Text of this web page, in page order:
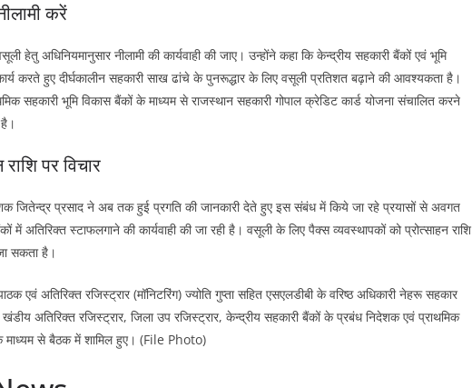
करें
हेतु अधिनियमानुसार नीलामी की कार्यवाही की जाए। उन्होंने कहा कि केन्द्रीय सहकारी बैंकों एवं भूमि
करते हुए दीर्घकालीन सहकारी साख ढांचे के पुनरूद्धार के लिए वसूली प्रतिशत बढ़ाने की आवश्यकता है।
सहकारी भूमि विकास बैंकों के माध्यम से राजस्थान सहकारी गोपाल क्रेडिट कार्ड योजना संचालित करने
पर विचार
जितेन्द्र प्रसाद ने अब तक हुई प्रगति की जानकारी देते हुए इस संबंध में किये जा रहे प्रयासों से अवगत
में अतिरिक्त स्टाफलगाने की कार्यवाही की जा रही है। वसूली के लिए पैक्स व्यवस्थापकों को प्रोत्साहन राशि
सकता है।
अतिरिक्त रजिस्ट्रार (मॉनिटरिंग) ज्योति गुप्ता सहित एसएलडीबी के वरिष्ठ अधिकारी नेहरू सहकार
अतिरिक्त रजिस्ट्रार, जिला उप रजिस्ट्रार, केन्द्रीय सहकारी बैंकों के प्रबंध निदेशक एवं प्राथमिक
माध्यम से बैठक में शामिल हुए। (File Photo)